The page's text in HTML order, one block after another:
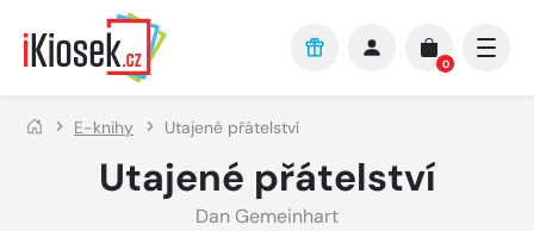
Přejít na hlavní obsah
0
E-knihy Utajené přátelství
Utajené přátelství
Dan Gemeinhart